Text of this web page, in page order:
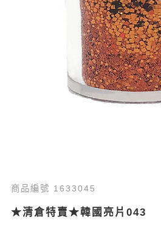
商品編號 1633045
★清倉特賣★韓國亮片043